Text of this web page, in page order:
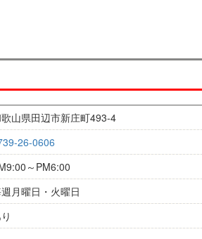
山県田辺市新庄町493-4
26-0606
～PM6:00
月曜日・火曜日